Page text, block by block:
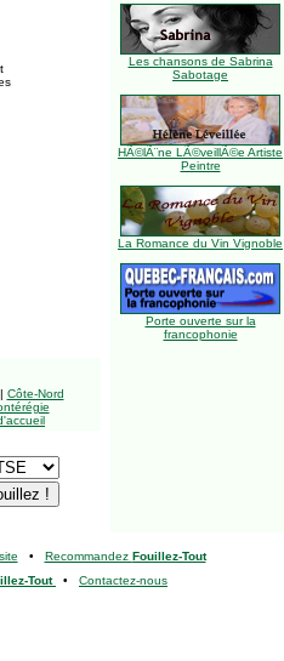
Les chansons de Sabrina
Sabotage
HÃ©lÃ¨ne LÃ©veillÃ©e Artiste
Peintre
La Romance du Vin Vignoble
Porte ouverte sur la
francophonie
Côte-Nord
• Recommandez Fouillez-Tout
Tout • Contactez-nous